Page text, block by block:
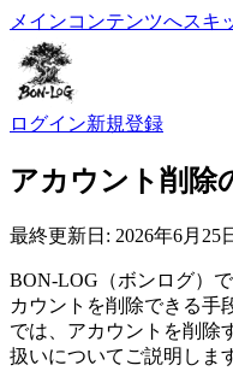
メインコンテンツへスキ
ログイン新規登録
アカウント削除
最終更新日: 2026年6月25
BON-LOG（ボンログ）
カウントを削除できる手
では、アカウントを削除
扱いについてご説明しま